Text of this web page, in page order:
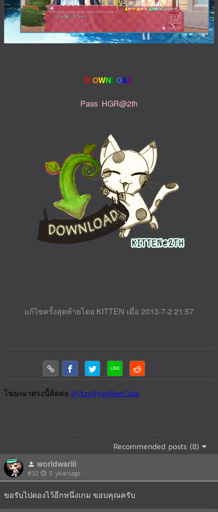
D OWNLOAD
Pass :HGR@2th
แก้ไขครั้งสุดท้ายโดย KITTEN เมื่อ 2013-7-2 21:57
Recommended posts (8)
worldwariii
#32 11 yearsago
ขอรับไปดองไว้อีกหนึ่งเกม ขอบคุณครับ